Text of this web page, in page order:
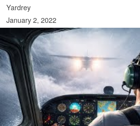
Yardrey
January 2, 2022